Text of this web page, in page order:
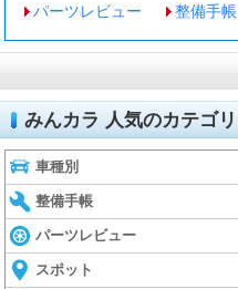
パーツレビュー 整備手帳
みんカラ 人気のカテゴリ
車種別
整備手帳
パーツレビュー
スポット